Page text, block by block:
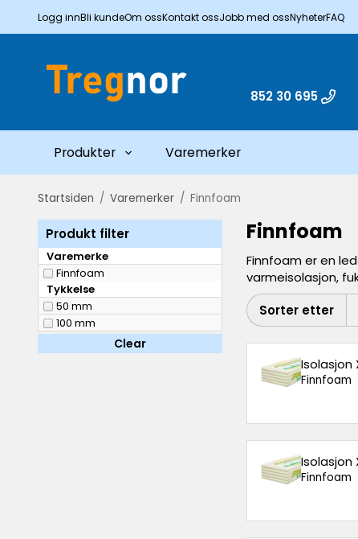
Logg innBli kundeOm ossKontakt ossJobb med ossNyheterFAQ
852 30 695
Produkter Varemerker
Startsiden / Varemerker / Finnfoam
Produkt filter
Varemerke
Finnfoam
Tykkelse
50 mm
100 mm
Clear
Finnfoam
Finnfoam er en
varmeisolasjon,
Sorter etter
Isolasjon
Finnfoam
Isolasjon
Finnfoam